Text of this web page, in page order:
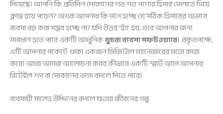
দিয়েছে। আপনি কি প্রতিদিন দোকানের শত শত পণ্যের হিসাব মেলাতে গিয়ে
ক্লান্ত হয়ে পড়েন? অথবা আপনার কি মনে হচ্ছে যে সঠিক হিসাবের অভাবে
ব্যবসা বড় করা সম্ভব হচ্ছে না? যদি উত্তর ‘হ্যাঁ’ হয়, তবে আপনার জন্য
সমাধান হতে পারে একটি আধুনিকখুচরা ব্যবসা সফটওয়্যার। প্রকৃতপক্ষে,
এটি আপনার পকেটে থাকা একজন ডিজিটাল ম্যানেজারের মতো কাজ
করে। আজ আমরা আলোচনা করব কীভাবে একটি স্মার্ট অ্যাপ আপনার
রিটেইল শপ বা দোকানের ভাগ্য বদলে দিতে পারে।
ব্যবসায়ী সালেহ উদ্দিনের বদলে যাওয়া জীবনের গল্প